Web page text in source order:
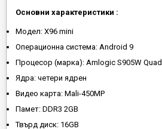
Основни характеристики :
Модел: X96 mini
Операционна система: Android 9
Процесор (марка): Amlogic S905W Quad
Ядра: четери ядрен
Видео карта: Mali-450MP
Памет: DDR3 2GB
Твърд диск: 16GB